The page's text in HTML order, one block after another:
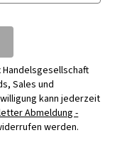
Sales und
kann jederzeit
Abmeldung -
werden.